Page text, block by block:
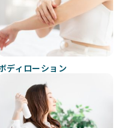
ディローション